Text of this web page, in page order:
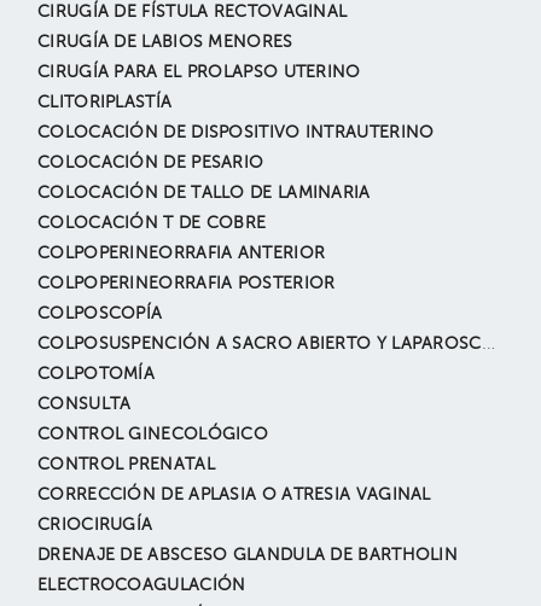
CIRUGÍA DE FÍSTULA RECTOVAGINAL
CIRUGÍA DE LABIOS MENORES
CIRUGÍA PARA EL PROLAPSO UTERINO
CLITORIPLASTÍA
COLOCACIÓN DE DISPOSITIVO INTRAUTERINO
COLOCACIÓN DE PESARIO
COLOCACIÓN DE TALLO DE LAMINARIA
COLOCACIÓN T DE COBRE
COLPOPERINEORRAFIA ANTERIOR
COLPOPERINEORRAFIA POSTERIOR
COLPOSCOPÍA
COLPOSUSPENCIÓN A SACRO ABIERTO Y LAPAROSCÓPICO
COLPOTOMÍA
CONSULTA
CONTROL GINECOLÓGICO
CONTROL PRENATAL
CORRECCIÓN DE APLASIA O ATRESIA VAGINAL
CRIOCIRUGÍA
DRENAJE DE ABSCESO GLANDULA DE BARTHOLIN
ELECTROCOAGULACIÓN